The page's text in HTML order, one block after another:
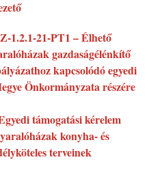
1.2.1-21-PT1 – Élhető
gazdaságélénkítő
kapcsolódó egyedi
Önkormányzata részére
támogatási kérelem
konyha- és
terveinek